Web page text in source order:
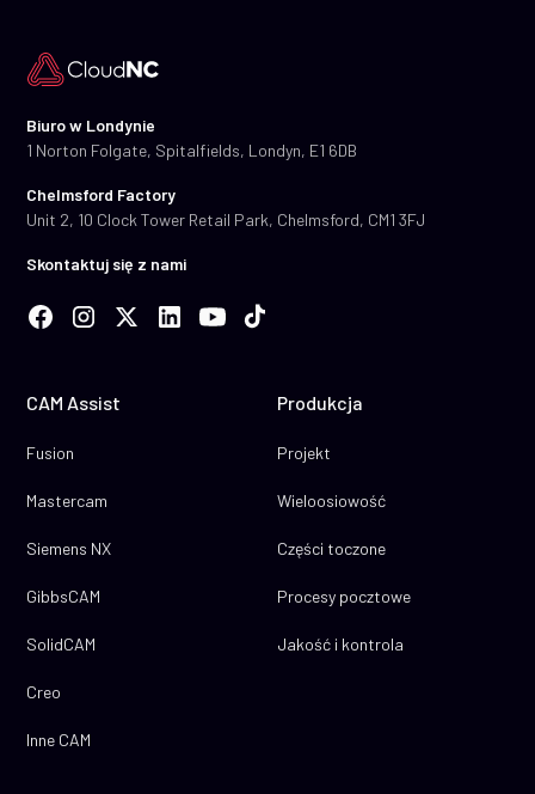
Biuro w Londynie
1 Norton Folgate, Spitalfields, Londyn, E1 6DB
Chelmsford Factory
Unit 2, 10 Clock Tower Retail Park, Chelmsford, CM1 3FJ
Skontaktuj się z nami
CAM Assist
Fusion
Mastercam
Siemens NX
GibbsCAM
SolidCAM
Creo
Inne CAM
Produkcja
Projekt
Wieloosiowość
Części toczone
Procesy pocztowe
Jakość i kontrola